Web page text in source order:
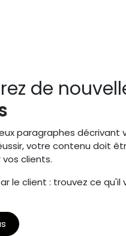
de
paragraphes décrivant
votre contenu doit
clients.
le client : trouvez ce